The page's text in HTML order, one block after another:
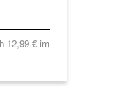
12,99 € im